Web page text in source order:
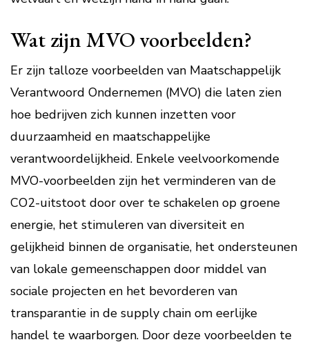
Wat zijn MVO voorbeelden?
Er zijn talloze voorbeelden van Maatschappelijk
Verantwoord Ondernemen (MVO) die laten zien
hoe bedrijven zich kunnen inzetten voor
duurzaamheid en maatschappelijke
verantwoordelijkheid. Enkele veelvoorkomende
MVO-voorbeelden zijn het verminderen van de
CO2-uitstoot door over te schakelen op groene
energie, het stimuleren van diversiteit en
gelijkheid binnen de organisatie, het ondersteunen
van lokale gemeenschappen door middel van
sociale projecten en het bevorderen van
transparantie in de supply chain om eerlijke
handel te waarborgen. Door deze voorbeelden te